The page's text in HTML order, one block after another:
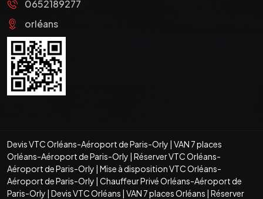
0652189277
orléans
Devis VTC Orléans-Aéroport de Paris-Orly | VAN 7 places
Orléans-Aéroport de Paris-Orly | Réserver VTC Orléans-
Aéroport de Paris-Orly | Mise à disposition VTC Orléans-
Aéroport de Paris-Orly | Chauffeur Privé Orléans-Aéroport de
Paris-Orly | Devis VTC Orléans | VAN 7 places Orléans | Réserver